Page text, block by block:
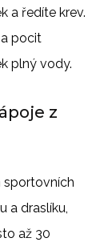
a ředíte krev.
pocit
plný vody.
z
sportovních
a draslíku,
až 30